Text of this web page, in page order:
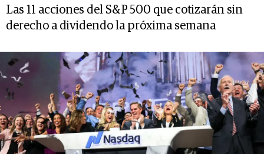
Las 11 acciones del S&P 500 que cotizarán sin
derecho a dividendo la próxima semana